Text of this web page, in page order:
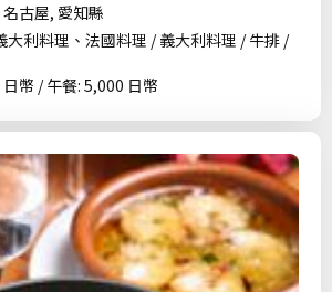
古屋, 愛知縣
大利料理、法國料理 / 義大利料理 / 牛排 /
幣 / 午餐: 5,000 日幣